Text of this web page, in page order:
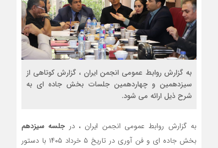
به گزارش روابط عمومی انجمن ایران ، گزارش کوتاهی از
سیزدهمین و چهاردهمین جلسات بخش جاده ای به
شرح ذیل ارائه می شود.
به گزارش روابط عمومی انجمن ایران ، درجلسه سیزدهم
بخش جاده ای و فن آوری در تاریخ ۵ خرداد ۱۴۰۵ با دستور